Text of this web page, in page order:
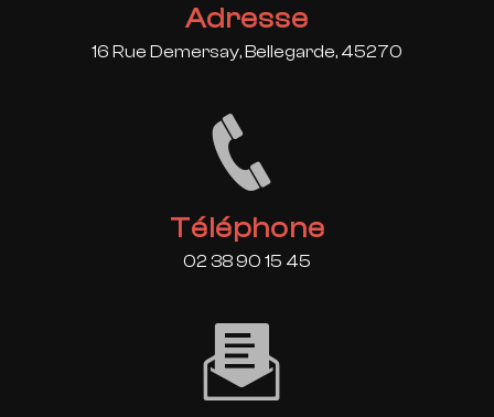
Adresse
16 Rue Demersay, Bellegarde, 45270
Téléphone
02 38 90 15 45